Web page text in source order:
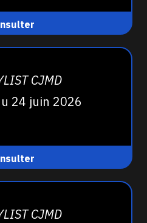
CJMD
24 juin 2026
CJMD